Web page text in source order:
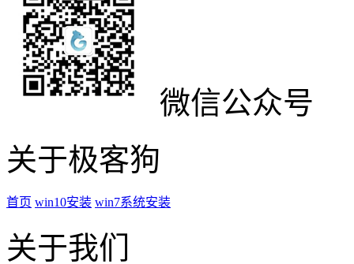
微信公众号
关于极客狗
首页 win10安装 win7系统安装
关于我们